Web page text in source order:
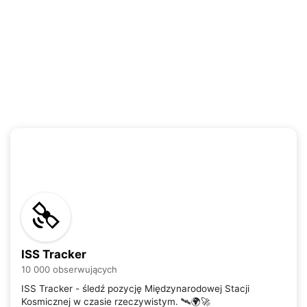
ISS Tracker
10 000 obserwujących
ISS Tracker - śledź pozycję Międzynarodowej Stacji
Kosmicznej w czasie rzeczywistym. 🛰️🌍🚀